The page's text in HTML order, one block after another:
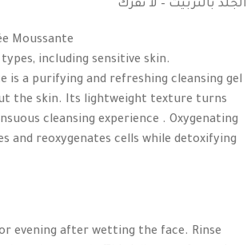
الجلد بالتربيت – لا تفرك
Moussante
including sensitive skin.
is a purifying and refreshing cleansing gel
the skin. Its lightweight texture turns
cleansing experience . Oxygenating
and reoxygenates cells while detoxifying
evening after wetting the face. Rinse